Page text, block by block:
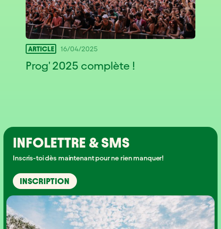
ARTICLE 16/04/2025
Prog' 2025 complète !
INFOLETTRE & SMS
Inscris-toi dès maintenant pour ne rien manquer!
INSCRIPTION